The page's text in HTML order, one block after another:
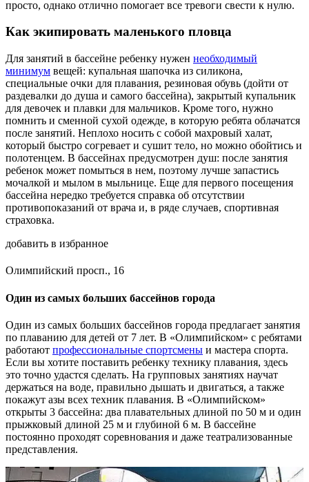
просто, однако отлично помогает все тревоги свести к нулю.
Как экипировать маленького пловца
Для занятий в бассейне ребенку нужен необходимый
минимум вещей: купальная шапочка из силикона,
специальные очки для плавания, резиновая обувь (дойти от
раздевалки до душа и самого бассейна), закрытый купальник
для девочек и плавки для мальчиков. Кроме того, нужно
помнить и сменной сухой одежде, в которую ребята облачатся
после занятий. Неплохо носить с собой махровый халат,
который быстро согревает и сушит тело, но можно обойтись и
полотенцем. В бассейнах предусмотрен душ: после занятия
ребенок может помыться в нем, поэтому лучше запастись
мочалкой и мылом в мыльнице. Еще для первого посещения
бассейна нередко требуется справка об отсутствии
противопоказаний от врача и, в ряде случаев, спортивная
страховка.
добавить в избранное
Олимпийский просп., 16
Один из самых больших бассейнов города
Один из самых больших бассейнов города предлагает занятия
по плаванию для детей от 7 лет. В «Олимпийском» с ребятами
работают профессиональные спортсмены и мастера спорта.
Если вы хотите поставить ребенку технику плавания, здесь
это точно удастся сделать. На групповых занятиях научат
держаться на воде, правильно дышать и двигаться, а также
покажут азы всех техник плавания. В «Олимпийском»
открыты 3 бассейна: два плавательных длиной по 50 м и один
прыжковый длиной 25 м и глубиной 6 м. В бассейне
постоянно проходят соревнования и даже театрализованные
представления.